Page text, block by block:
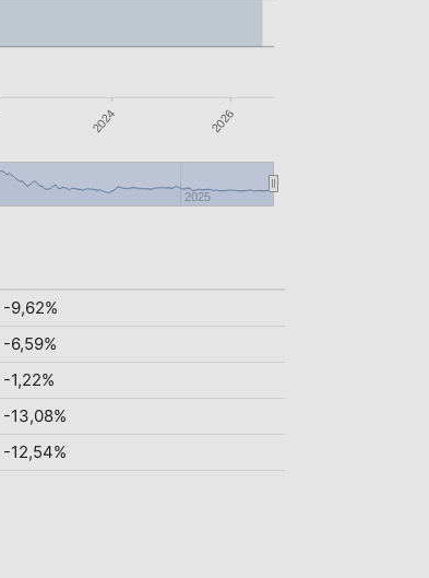
2024 2026
2025
-9,62%
-6,59%
-1,22%
-13,08%
-12,54%